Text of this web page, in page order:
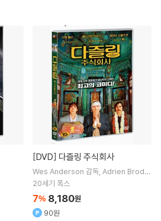
[DVD] 다즐링 주식회사
Wes Anderson 감독 Adrien Brody
Owen Wilson
20세기 폭스
7% 8,180원
90원